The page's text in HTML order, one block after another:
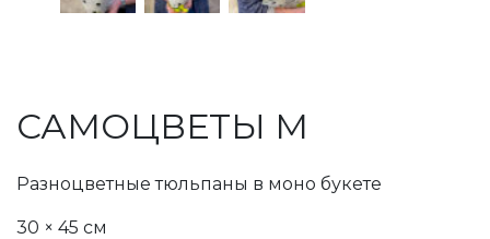
САМОЦВЕТЫ M
Разноцветные тюльпаны в моно букете
30 × 45 см